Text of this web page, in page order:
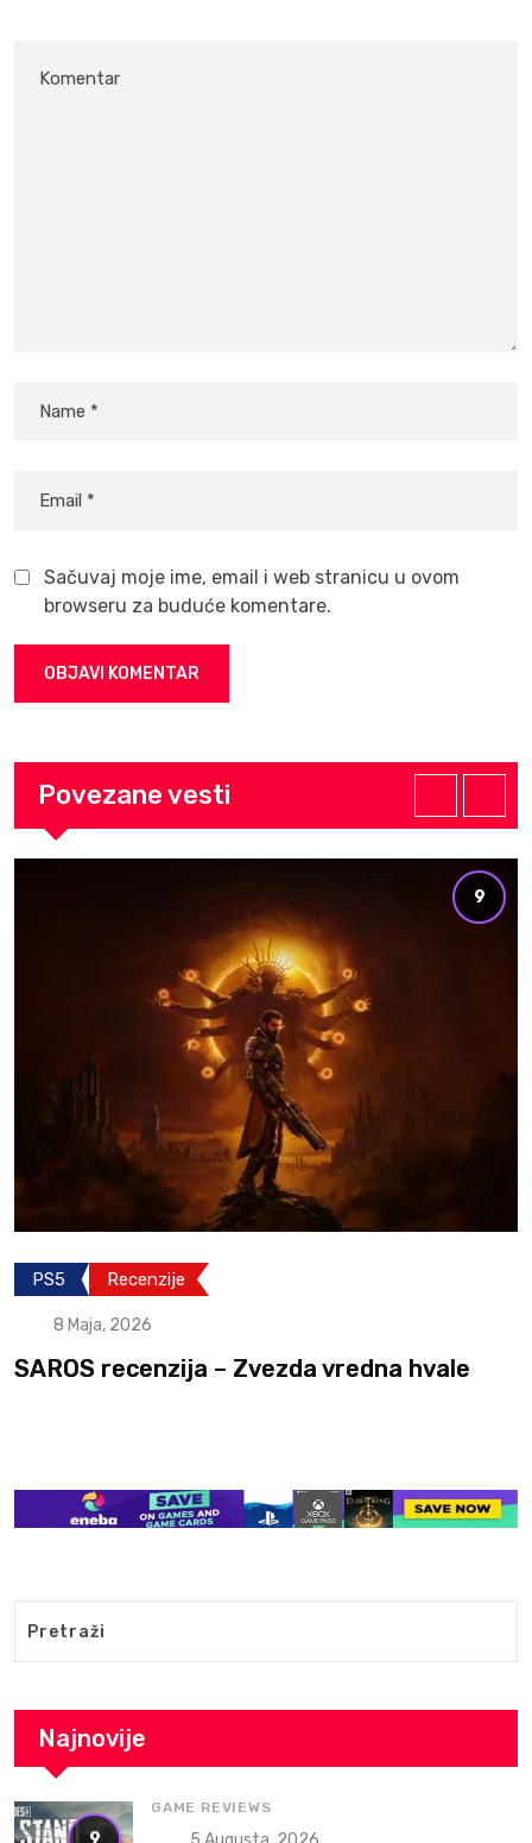
Sačuvaj moje ime, email i web stranicu u ovom
browseru za buduće komentare.
Povezane vesti
9
PS5 Recenzije
8 Maja, 2026
SAROS recenzija – Zvezda vredna hvale
Najnovije
9
GAME REVIEWS